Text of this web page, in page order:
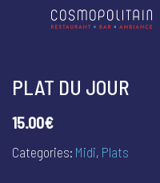
PLAT DU JOUR
15.00€
Categories: Midi, Plats